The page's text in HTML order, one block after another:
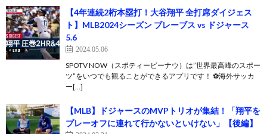
【4年連続2桁本塁打！大谷翔平 全打席ダイジェス
ト】MLB2024シーズン ブレーブス vs ドジャース
5.6
2024.05.06
SPOTV NOW（スポティービーナウ）は”世界最高峰のスポー
ツ”をいつでも観ることができるアプリです！ ⚽️海外サッカ
ー[…]
【MLB】ドジャースのMVPトリオが集結！「翔平を
プレーオフに連れて行かないといけない」【後編】